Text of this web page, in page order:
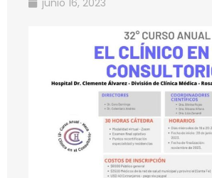
junio 16, 2023